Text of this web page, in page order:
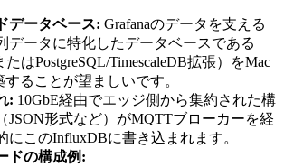
データベース: Grafanaのデータを支える
データに特化したデータベースである
はPostgreSQL/TimescaleDB拡張）をMac
ることが望ましいです。
: 10GbE経由でエッジ側から集約された構
JSON形式など）がMQTTブローカーを経
にこのInfluxDBに書き込まれます。
ドの構成例: